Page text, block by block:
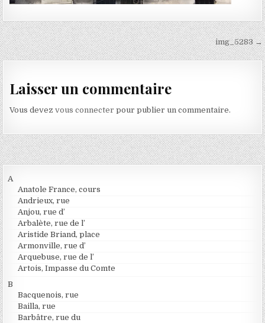
Navigation de l’article img_5283 →
Laisser un commentaire
Vous devezvous connecter pour publier un commentaire.
A
Anatole France, cours
Andrieux, rue
Anjou, rue d’
Arbalète, rue de l’
Aristide Briand, place
Armonville, rue d’
Arquebuse, rue de l’
Artois, Impasse du Comte
B
Bacquenois, rue
Bailla, rue
Barbâtre, rue du